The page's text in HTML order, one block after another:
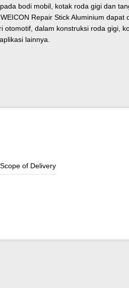
bodi mobil, kotak roda gigi dan
Repair Stick Aluminium dapat
otomotif, dalam konstruksi roda gigi,
lainnya.
Scope of Delivery